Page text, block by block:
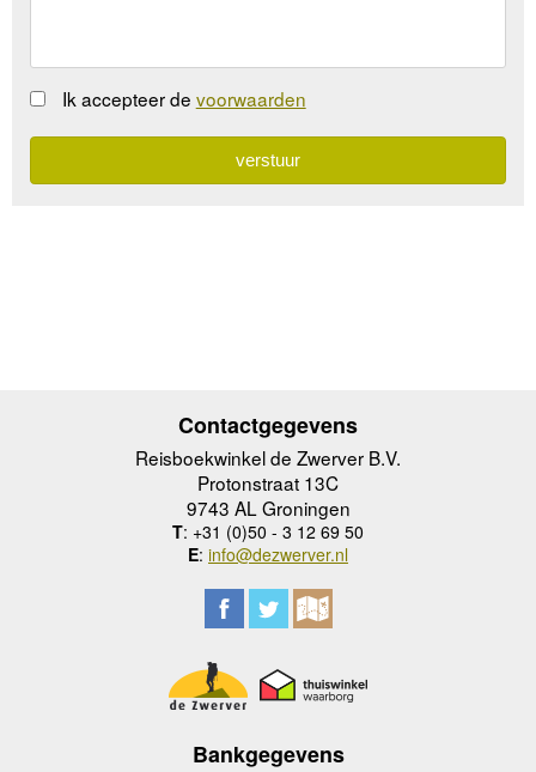
Ik accepteer de voorwaarden
Contactgegevens
Reisboekwinkel de Zwerver B.V.
Protonstraat 13C
9743 AL Groningen
T: +31 (0)50 - 3 12 69 50
E: info@dezwerver.nl
Bankgegevens